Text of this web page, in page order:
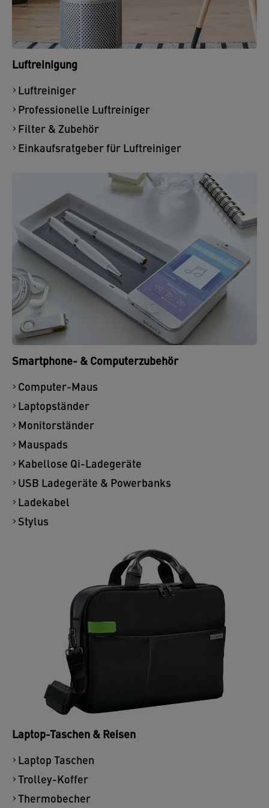
Luftreinigung
Luftreiniger
Professionelle Luftreiniger
Filter & Zubehör
Einkaufsratgeber für Luftreiniger
Smartphone- & Computerzubehör
Computer-Maus
Laptopständer
Monitorständer
Mauspads
Kabellose Qi-Ladegeräte
USB Ladegeräte & Powerbanks
Ladekabel
Stylus
Laptop-Taschen & Reisen
Laptop Taschen
Trolley-Koffer
Thermobecher